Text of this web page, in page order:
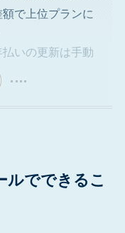
で上位プランに
いの更新は手動
ルでできるこ